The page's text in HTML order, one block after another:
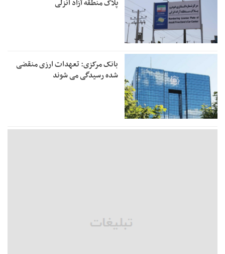
پلاک منطقه آزاد انزلی
بانک مرکزی: تعهدات ارزی منقضی
شده رسیدگی می شوند